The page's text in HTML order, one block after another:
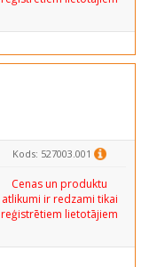
Kods: 527003.001
Cenas un produktu
atlikumi ir redzami tikai
reģistrētiem lietotājiem